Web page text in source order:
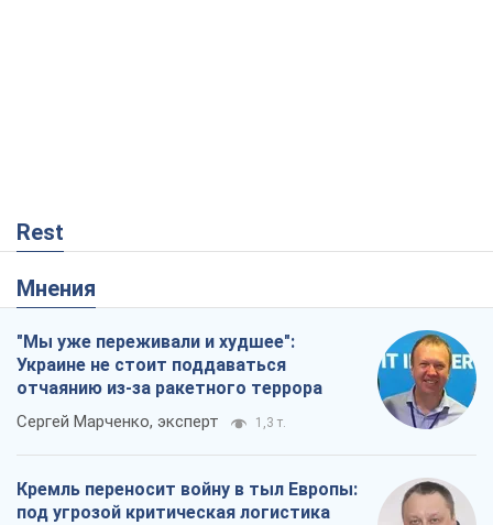
Rest
Мнения
"Мы уже переживали и худшее":
Украине не стоит поддаваться
отчаянию из-за ракетного террора
Сергей Марченко, эксперт 1,3 т.
Кремль переносит войну в тыл Европы:
под угрозой критическая логистика